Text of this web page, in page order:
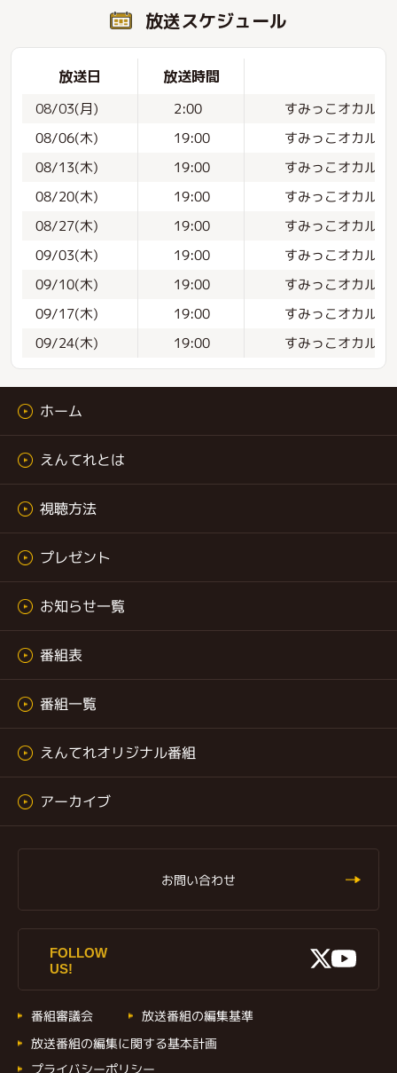
放送スケジュール
放送日 放送時間
08/03(月) 2:00 すみっこオカル
08/06(木) 19:00 すみっこオカルト
08/13(木) 19:00 すみっこオカル
08/20(木) 19:00 すみっこオカル
08/27(木) 19:00 すみっこオカル
09/03(木) 19:00 すみっこオカルト
09/10(木) 19:00 すみっこオカル
09/17(木) 19:00 すみっこオカル
09/24(木) 19:00 すみっこオカル
ホーム
えんてれとは
視聴方法
プレゼント
お知らせ一覧
番組表
番組一覧
えんてれオリジナル番組
アーカイブ
お問い合わせ
FOLLOW
US!
X
番組審議会 放送番組の編集基準
放送番組の編集に関する基本計画
プライバシーポリシー